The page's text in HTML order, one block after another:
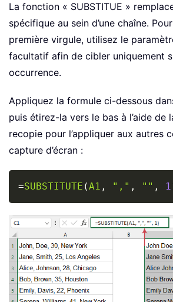
La fonction « SUBSTITUE »
spécifique au sein d’une chaîne.
première virgule, utilisez le
facultatif afin de cibler uniquement
occurrence.
Appliquez la formule ci-dessous
puis étirez-la vers le bas à l’aide de
recopie pour l’appliquer aux autres
capture d’écran :
=SUBSTITUTE (A1 , "," , "" , 1